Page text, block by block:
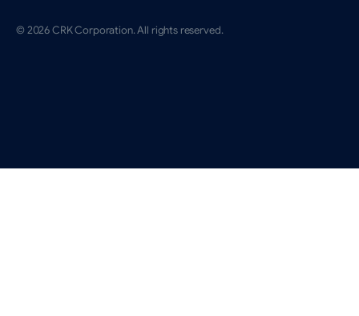
© 2026 CRK Corporation. All rights reserved.